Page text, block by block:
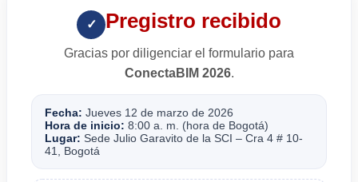
✓ Pregistro recibido
Gracias por diligenciar el formulario para
ConectaBIM 2026.
Fecha: Jueves 12 de marzo de 2026
Hora de inicio: 8:00 a. m. (hora de Bogotá)
Lugar: Sede Julio Garavito de la SCI – Cra 4 # 10-
41, Bogotá